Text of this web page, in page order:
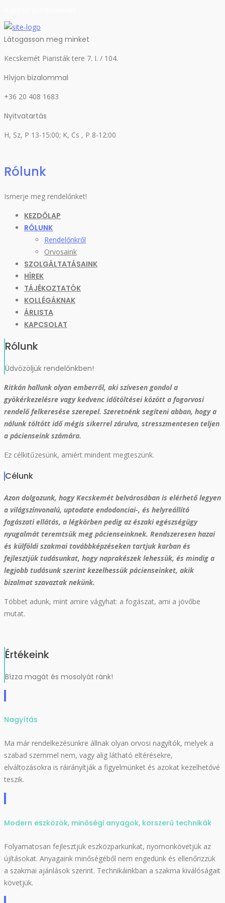
Látogasson meg minket
Kecskemét Piaristák tere 7. I. / 104.
Hívjon bizalommal
+36 20 408 1683
Nyitvatartás
H, Sz, P 13-15:00; K, Cs , P 8-12:00
Rólunk
Ismerje meg rendelőnket!
KEZDŐLAP
RÓLUNK
Rendelőnkről
Orvosaink
SZOLGÁLTATÁSAINK
HÍREK
TÁJÉKOZTATÓK
KOLLÉGÁKNAK
ÁRLISTA
KAPCSOLAT
Rólunk
Üdvözöljük rendelőnkben!
Ritkán hallunk olyan emberről, aki szívesen gondol a
gyökérkezelésre vagy kedvenc időtöltései között a fogorvosi
rendelő felkeresése szerepel. Szeretnénk segíteni abban, hogy a
nálunk töltött idő mégis sikerrel zárulva, stresszmentesen teljen
a pácienseink számára.
Ez célkitűzesünk, amiért mindent megteszünk.
Célunk
Azon dolgozunk, hogy Kecskemét belvárosában is elérhető legyen
a világszínvonalú, uptodate endodonciai-, és helyreállító
fogászati ellátás, a légkörben pedig az északi egészségügy
nyugalmát teremtsük meg pácienseinknek. Rendszeresen hazai
és külföldi szakmai továbbképzéseken tartjuk karban és
fejlesztjük tudásunkat, hogy naprakészek lehessük, és mindig a
legjobb tudásunk szerint kezelhessük pácienseinket, akik
bizalmat szavaztak nekünk.
Többet adunk, mint amire vágyhat: a fogászat, ami a jövőbe
mutat.
Értékeink
Bízza magát és mosolyát ránk!
Nagyítás
Ma már rendelkezésünkre állnak olyan orvosi nagyítók, melyek a
szabad szemmel nem, vagy alig látható eltérésekre,
elváltozásokra is ráirányítják a figyelmünket és azokat kezelhetővé
teszik.
Modern eszközök, minőségi anyagok, korszerű technikák
Folyamatosan fejlesztjük eszközparkunkat, nyomonkövetjük az
újításokat. Anyagaink minőségéből nem engedünk és ellenőrizzük
a szakmai ajánlások szerint. Technikáinkban a szakma kiválóságait
követjük.